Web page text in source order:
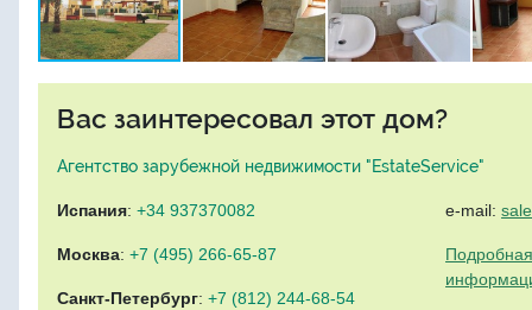
Вас заинтересовал этот дом?
Агентство зарубежной недвижимости "EstateService"
Испания: +34 937370082
Москва: +7 (495) 266-65-87
Санкт-Петербург: +7 (812) 244-68-54
e-mail: